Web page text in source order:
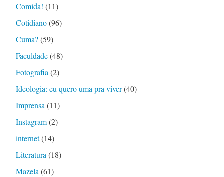
Comida! (11)
Cotidiano(96)
Cuma?(59)
Faculdade(48)
Fotografia (2)
Ideologia: eu quero uma pra viver(40)
Imprensa (11)
Instagram(2)
internet(14)
Literatura (18)
Mazela (61)